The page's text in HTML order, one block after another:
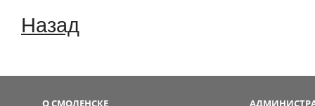
Назад
О СМОЛЕНСКЕ